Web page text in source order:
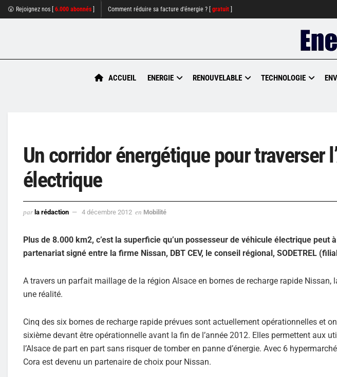
😮 Rejoignez nos [ 6.000 abonnés Comment réduire sa facture d'énergie ? [ gratuit
ACCUEIL ENERGIE RENOUVELABLE TECHNOLOGIE
Un corridor énergétique pour traverser
électrique
par la rédaction 4 décembre 2012 en Mobilité
Plus de 8.000 km2, c’est la superficie qu’un possesseur de véhicule électrique peut
partenariat signé entre la firme Nissan, DBT CEV, le conseil régional, SODETREL
A travers un parfait maillage de la région Alsace en bornes de recharge rapide
une réalité.
Cinq des six bornes de recharge rapide prévues sont actuellement opérationnelles et
sixième devant être opérationnelle avant la fin de l’année 2012. Elles permettent aux
l’Alsace de part en part sans risquer de tomber en panne d’énergie. Avec 6
Cora est devenu un partenaire de choix pour Nissan.